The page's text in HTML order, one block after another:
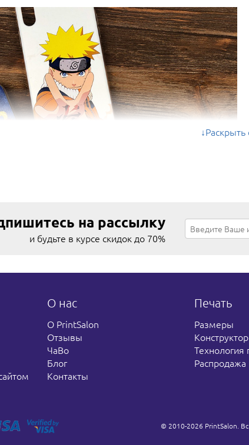
Раскрыть
на рассылку
и будьте в курсе скидок до 70%
О нас
О PrintSalon
Отзывы
ЧаВо
Блог
Контакты
Печать
Размеры
Конструктор
Технология
Распродажа
© 2010-2026 PrintSalon.